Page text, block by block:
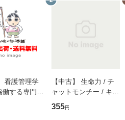
看護管理学
する専門職
ジメントス
第3版 (看護
【中古】 生命力 / チ
ャットモンチー / キュ
ーンレコード [CD]
【メール便送料無料】
355円